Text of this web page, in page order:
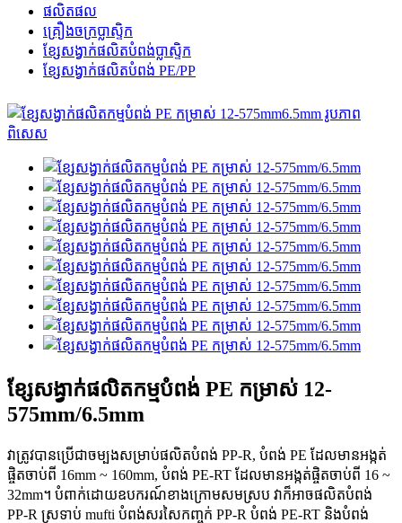
ផលិតផល
គ្រឿងចក្រប្លាស្ទិក
ខ្សែសង្វាក់ផលិតបំពង់ប្លាស្ទិក
ខ្សែសង្វាក់ផលិតបំពង់ PE/PP
ខ្សែសង្វាក់ផលិតកម្មបំពង់ PE កម្រាស់ 12-
575mm/6.5mm
វាត្រូវបានប្រើជាចម្បងសម្រាប់ផលិតបំពង់ PP-R, បំពង់ PE ដែលមានអង្កត់
ផ្ចិតចាប់ពី 16mm ~ 160mm, បំពង់ PE-RT ដែលមានអង្កត់ផ្ចិតចាប់ពី 16 ~
32mm។ បំពាក់ដោយឧបករណ៍ខាងក្រោមសមស្រប វាក៏អាចផលិតបំពង់
PP-R ស្រទាប់ mufti បំពង់សរសៃកញ្ចក់ PP-R បំពង់ PE-RT និងបំពង់